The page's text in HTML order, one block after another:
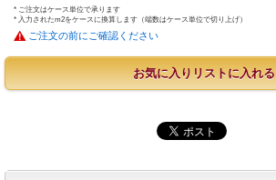
* ご注文はケース単位で承ります
* 入力されたm2をケースに換算します（端数はケース単位で切り上げ）
ご注文の前にご確認ください
お気に入りリストに入れる